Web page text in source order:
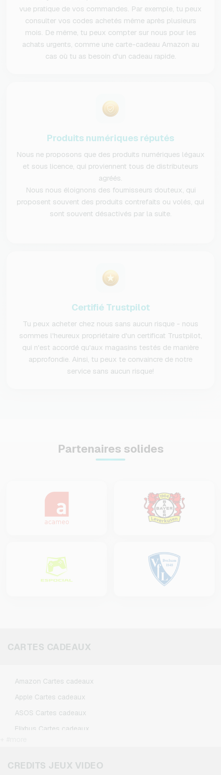
vue pratique de vos commandes. Par exemple, tu peux
consulter vos codes achetés même après plusieurs
mois. De même, tu peux compter sur nous pour les
achats urgents, comme une carte-cadeau Amazon au
cas où tu as besoin d'un cadeau rapide.
Produits numériques réputés
Nous ne proposons que des produits numériques légaux
et sous licence, qui proviennent tous de distributeurs
agréés.
Nous nous éloignons des fournisseurs douteux, qui
proposent souvent des produits contrefaits ou volés, qui
sont souvent désactivés par la suite.
Certifié Trustpilot
Tu peux acheter chez nous sans aucun risque - nous
sommes l'heureux propriétaire d'un certificat Trustpilot,
qui n'est accordé qu'aux magasins testés de manière
approfondie. Ainsi, tu peux te convaincre de notre
service sans aucun risque!
Partenaires solides
CARTES CADEAUX
Amazon Cartes cadeaux
Apple Cartes cadeaux
ASOS Cartes cadeaux
Flixbus Cartes cadeaux
Google Play Cartes cadeaux
CREDITS JEUX VIDEO